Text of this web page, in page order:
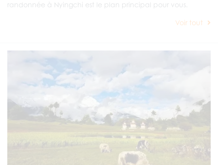
randonnée à Nyingchi est le plan principal pour vous.
Voir tout